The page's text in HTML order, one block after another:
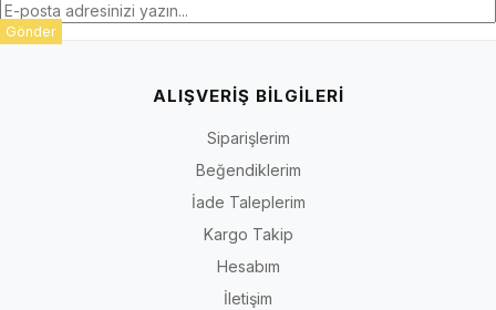
Gönder
ALIŞVERİŞ BİLGİLERİ
Siparişlerim
Beğendiklerim
İade Taleplerim
Kargo Takip
Hesabım
İletişim